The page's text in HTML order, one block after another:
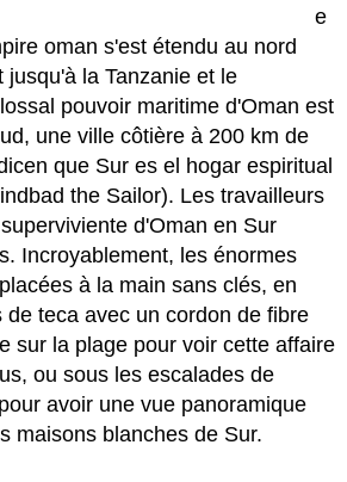
e
oman s'est étendu au nord
jusqu'à la Tanzanie et le
pouvoir maritime d'Oman est
une ville côtière à 200 km de
que Sur es el hogar espiritual
the Sailor). Les travailleurs
d'Oman en Sur
Incroyablement, les énormes
à la main sans clés, en
teca avec un cordon de fibre
sur la plage pour voir cette affaire
ou sous les escalades de
avoir une vue panoramique
maisons blanches de Sur.